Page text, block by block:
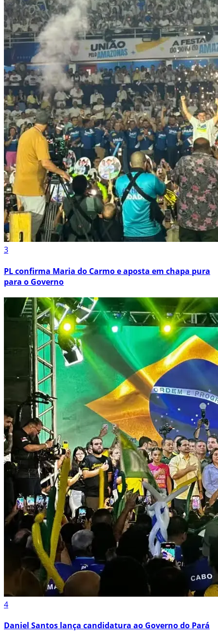
3
PL confirma Maria do Carmo e aposta em chapa pura
para o Governo
4
Daniel Santos lança candidatura ao Governo do Pará